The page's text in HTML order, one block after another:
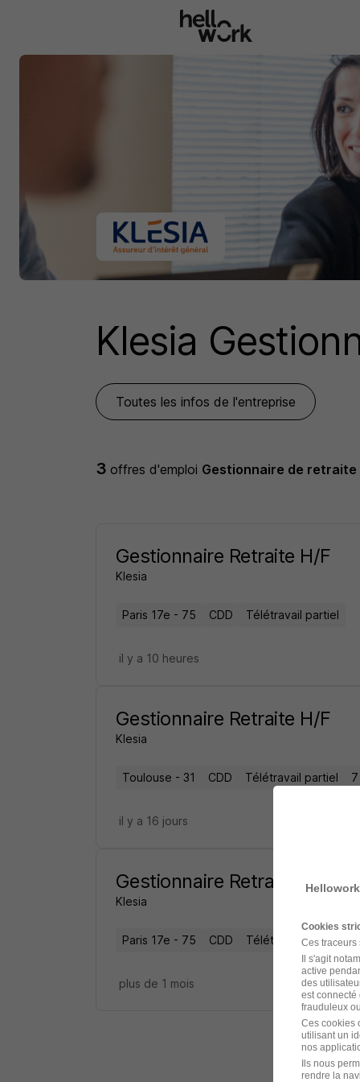
Klesia
Toutes les infos de l'entreprise
3offres d'emploi Gestionnaire de retraite
Gestionnaire Retraite H/F
Klesia
Paris 17e - 75 CDD Télétravail partiel
il y a 10 heures
Gestionnaire Retraite H/F
Klesia
Toulouse - 31 CDD Télétravail partiel
il y a 16 jours
Gestionnaire Retraite H/F
Klesia
Paris 17e - 75 CDD Télétravail partiel
plus de 1 mois
Cookies
Ces traceurs
Il s'agit
active
des
est connecté
frauduleux
Ces cookies
utilisant un
nos
Ils nous
rendre la